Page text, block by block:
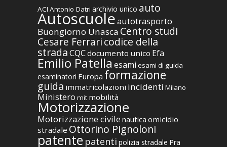
ACI Antonio Datri archivio unico auto
Autoscuoleautotrasporto
Buongiorno Unasca Centro studi
Cesare Ferraricodice della
stradaCQCdocumento unico Efa
Emilio Patella esami esami di guida
esaminatori Europa formazione
guida immatricolazioni incidenti Milano
Ministero mit mobilità
Motorizzazione
Motorizzazione civile nautica omicidio
stradale Ottorino Pignoloni
patente patenti polizia stradale Pra